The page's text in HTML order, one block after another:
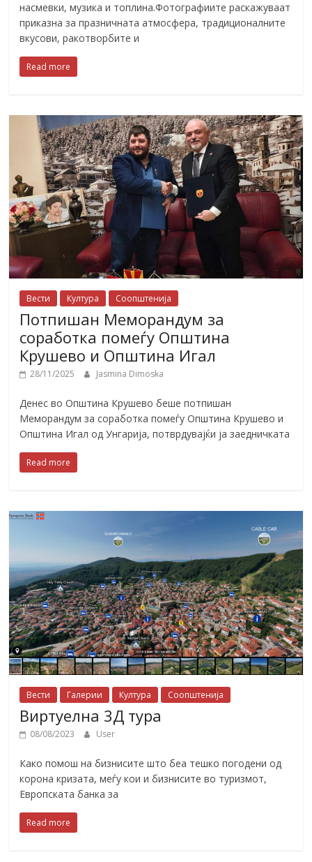
насмевки, музика и топлина.Фотографиите раскажуваат
приказна за празничната атмосфера, традиционалните
вкусови, ракотворбите и
Read more
Вести Култура Соопштенија
Потпишан Меморандум за
соработка помеѓу Општина
Крушево и Општина Игал
28/11/2025 Jasmina Dimoska
Денес во Општина Крушево беше потпишан
Меморандум за соработка помеѓу Општина Крушево и
Општина Игал од Унгарија, потврдувајќи ја заедничката
Read more
Вести Галерии Култура Соопштенија
Виртуелна 3Д тура
08/08/2023 User
Како помош на бизнисите што беа тешко погодени од
корона кризата, меѓу кои и бизнисите во туризмот,
Европската банка за
Read more